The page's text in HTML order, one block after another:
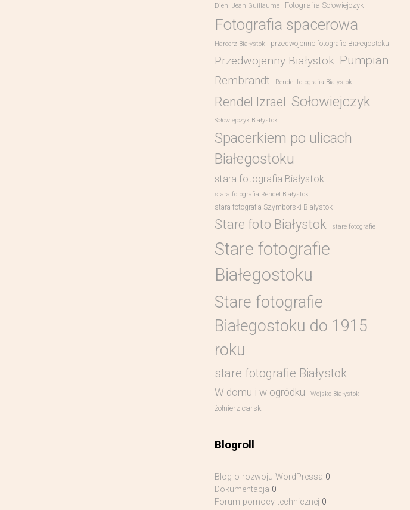
Diehl Jean Guillaume
Fotografia Sołowiejczyk
Fotografia spacerowa
Harcerz Białystok przedwojenne fotografie Białegostoku
Przedwojenny Białystok Pumpian
Rembrandt Rendel fotografia Bialystok
Rendel Izrael Sołowiejczyk
Sołowiejczyk Białystok
Spacerkiem po ulicach
Białegostoku
stara fotografia Białystok
stara fotografia Rendel Białystok
stara fotografia Szymborski Białystok
Stare foto Białystok stare fotografie
Stare fotografie
Białegostoku
Stare fotografie
Białegostoku do 1915
roku
stare fotografie Białystok
W domu i w ogródku Wojsko Białystok
żołnierz carski
Blogroll
Blog o rozwoju WordPressa 0
Dokumentacja 0
Forum pomocy technicznej 0